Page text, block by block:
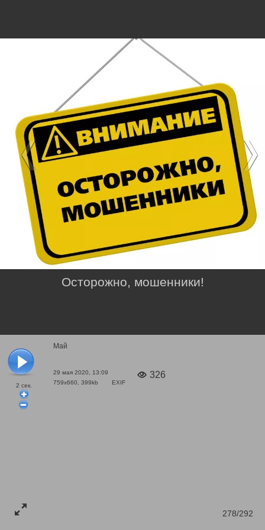
2 сек.
Май
29 мая 2020, 13:09
759x660, 399kb
EXIF
326
278/292
Осторожно, мошенники!